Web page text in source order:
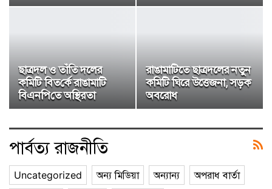
ছাত্রদল ও তাঁতি দলের
কমিটি বিত‌র্কে রাঙামা‌টি
বিএন‌পি‌তে অ‌স্থিরতা
রাঙামাটিতে ছাত্রদলের নতুন
কমিটি ঘিরে উত্তেজনা, সড়ক
অবরোধ
পার্বত্য রাজনীতি
Uncategorized অন্য মিডিয়া অন্যান্য
অপরাধ বার্তা